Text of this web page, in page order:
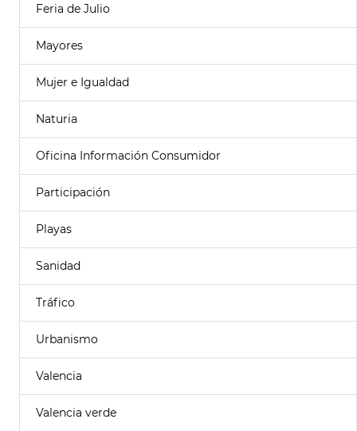
Feria de Julio
Mayores
Mujer e Igualdad
Naturia
Oficina Información Consumidor
Participación
Playas
Sanidad
Tráfico
Urbanismo
Valencia
Valencia verde